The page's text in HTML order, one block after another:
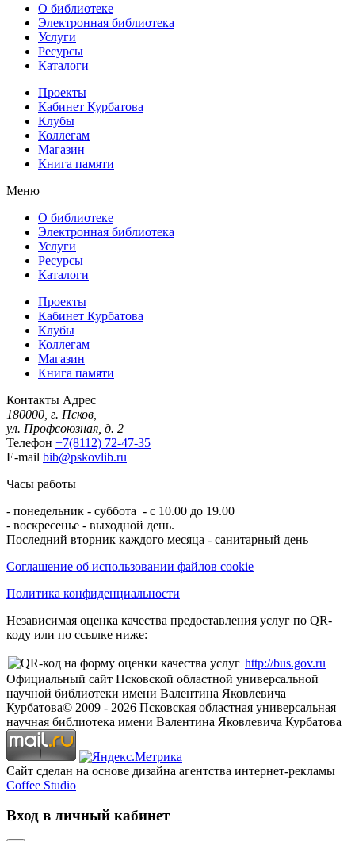
О библиотеке
Электронная библиотека
Услуги
Ресурсы
Каталоги
Проекты
Кабинет Курбатова
Клубы
Коллегам
Магазин
Книга памяти
Меню
О библиотеке
Электронная библиотека
Услуги
Ресурсы
Каталоги
Проекты
Кабинет Курбатова
Клубы
Коллегам
Магазин
Книга памяти
Контакты Адрес
180000, г. Псков,
ул. Профсоюзная, д. 2
Телефон +7(8112) 72-47-35
E-mail bib@pskovlib.ru
Часы работы
- понедельник - суббота - с 10.00 до 19.00
- воскресенье - выходной день.
Последний вторник каждого месяца - санитарный день
Соглашение об использовании файлов cookie
Политика конфиденциальности
Независимая оценка качества предоставления услуг по QR-
коду или по ссылке ниже:
http://bus.gov.ru
Официальный сайт Псковской областной универсальной
научной библиотеки имени Валентина Яковлевича
Курбатова© 2009 - 2026 Псковская областная универсальная
научная библиотека имени Валентина Яковлевича Курбатова
Сайт сделан на основе дизайна агентства интернет-рекламы
Coffee Studio
Вход в личный кабинет